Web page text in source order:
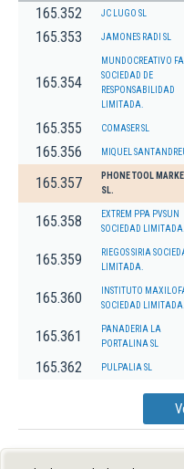
165.352 JC LUGO SL
165.353 JAMONES RADI SL
165.354
MUNDOCREATIVO
SOCIEDAD DE
RESPONSABILIDAD
LIMITADA.
165.355 COMASER SL
165.356 MIQUEL
165.357
PHONE TOOL
SL.
165.358
EXTREM PPA PVSUN
SOCIEDAD LIMITADA.
165.359
RIEGOS SIRIA
LIMITADA.
165.360
INSTITUTO
SOCIEDAD LIMITADA.
165.361
PANADERIA LA
PORTALINA SL
165.362 PULPALIA SL